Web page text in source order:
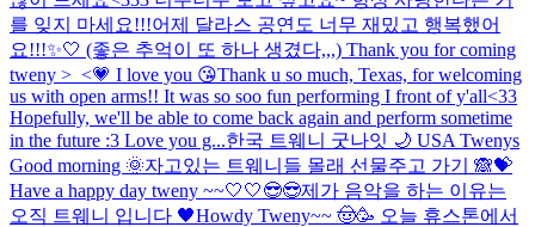
를 잊지 마세요!!!어제 달라스 공연도 너무 재밌고 행복했어
요!!!✨🤍 (좋은 추억이 또 하나 생겼다,,,) Thank you for coming
tweny >_<💗 I love you 😘Thank u so much, Texas, for welcoming
us with open arms!! It was so soo fun performing I front of y'all<33
Hopefully, we'll be able to come back again and perform sometime
in the future :3 Love you g...한국 트웨니 굿나잇 🌙 USA Twenys
Good morning 🌞자고있는 트웨니들 몰래 선물주고 가기 🙈💝
Have a happy day tweny ~~🤍🤍😎😎제가 음악을 하는 이유는
오직 트웨니 입니다 🖤Howdy Tweny~~ 🤠🥳 오늘 휴스톤에서